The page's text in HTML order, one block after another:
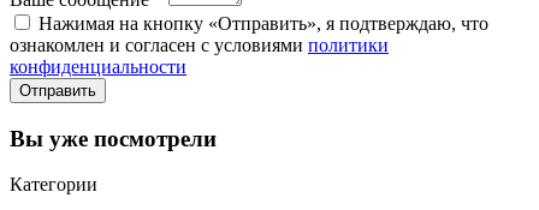
Нажимая на кнопку «Отправить», я подтверждаю, что
ознакомлен и согласен с условиями политики
конфиденциальности
Отправить
Вы уже посмотрели
Категории